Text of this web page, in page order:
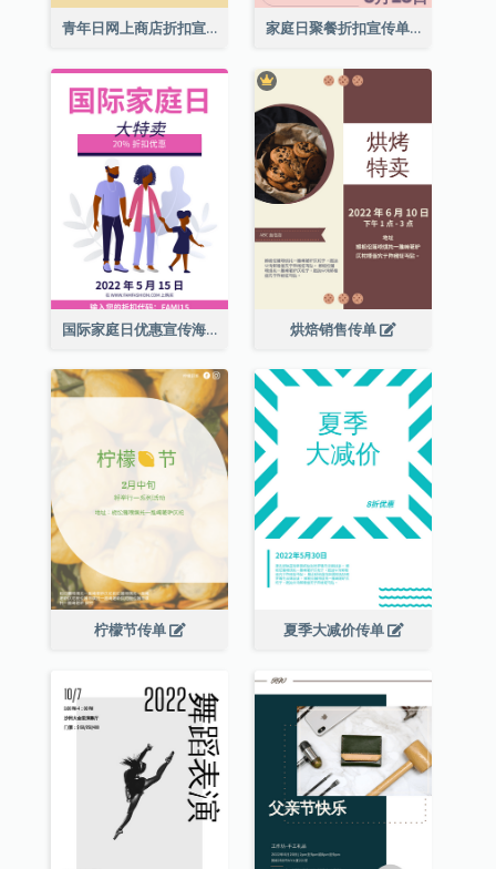
青年日网上商店折扣宣传单张 家庭日聚餐折扣宣传单张
国际家庭日优惠宣传海报 烘焙销售传单
柠檬节传单 夏季大减价传单